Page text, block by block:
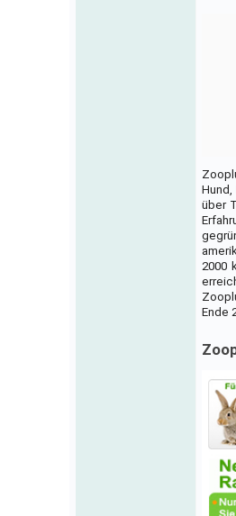
über
2000
Ende